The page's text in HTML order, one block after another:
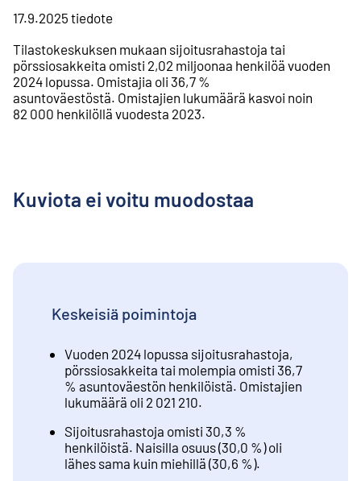
17.9.2025 tiedote
Tilastokeskuksen mukaan sijoitusrahastoja tai
pörssiosakkeita omisti 2,02 miljoonaa henkilöä vuoden
2024 lopussa. Omistajia oli 36,7 %
asuntoväestöstä. Omistajien lukumäärä kasvoi noin
82 000 henkilöllä vuodesta 2023.
Kuviota ei voitu muodostaa
Keskeisiä poimintoja
Vuoden 2024 lopussa sijoitusrahastoja,
pörssiosakkeita tai molempia omisti 36,7
% asuntoväestön henkilöistä. Omistajien
lukumäärä oli 2 021 210.
Sijoitusrahastoja omisti 30,3 %
henkilöistä. Naisilla osuus (30,0 %) oli
lähes sama kuin miehillä (30,6 %).